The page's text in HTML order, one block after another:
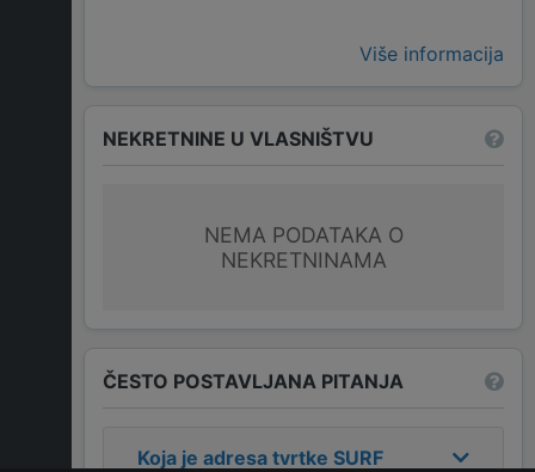
Više informacija
NEKRETNINE U VLASNIŠTVU
NEMA PODATAKA O
NEKRETNINAMA
ČESTO POSTAVLJANA PITANJA
Koja je adresa tvrtke SURF